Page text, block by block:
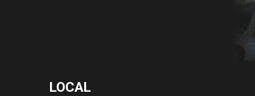
LOCAL